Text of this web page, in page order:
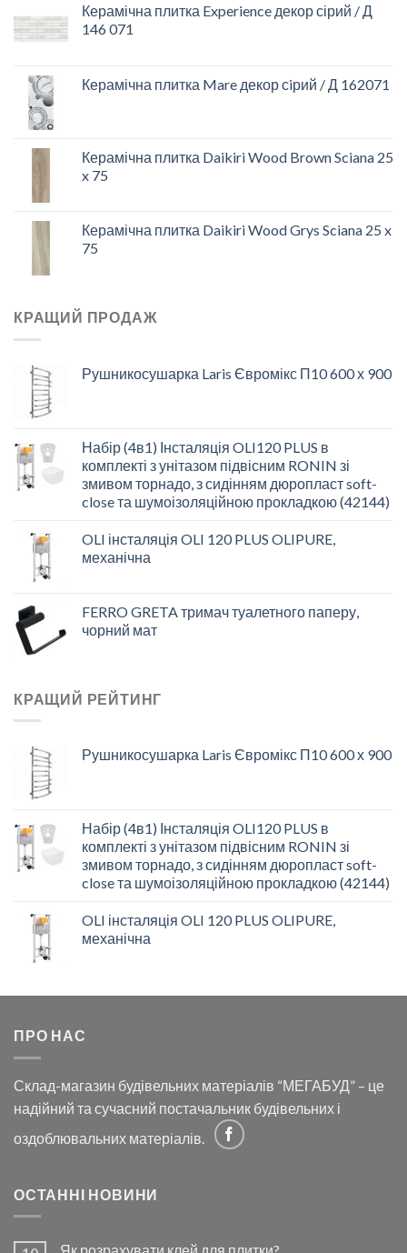
Керамічна плитка Experience декор сірий / Д
146 071
Керамічна плитка Mare декор сiрий / Д 162071
Керамічна плитка Daikiri Wood Brown Sciana 25
x 75
Керамічна плитка Daikiri Wood Grys Sciana 25 x
75
КРАЩИЙ ПРОДАЖ
Рушникосушарка Laris Євромікс П10 600 х 900
Набір (4в1) Інсталяція OLI120 PLUS в
комплекті з унітазом підвісним RONIN зі
змивом торнадо, з сидінням дюропласт soft-
close та шумоізоляційною прокладкою (42144)
OLI інсталяція OLI 120 PLUS OLIPURE,
механічна
FERRO GRETA тримач туалетного паперу,
чорний мат
КРАЩИЙ РЕЙТИНГ
Рушникосушарка Laris Євромікс П10 600 х 900
Набір (4в1) Інсталяція OLI120 PLUS в
комплекті з унітазом підвісним RONIN зі
змивом торнадо, з сидінням дюропласт soft-
close та шумоізоляційною прокладкою (42144)
OLI інсталяція OLI 120 PLUS OLIPURE,
механічна
ПРО НАС
Склад-магазин будівельних матеріалів “МЕГАБУД” – це
надійний та сучасний постачальник будівельних і
оздоблювальних матеріалів.
ОСТАННІ НОВИНИ